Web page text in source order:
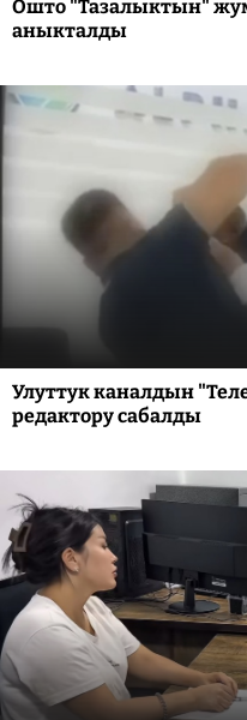
Ошто "Тазалыктын"
аныкталды
Улуттук каналдын
редактору сабалды